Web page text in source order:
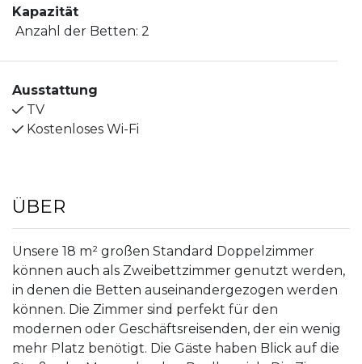
Kapazität
Anzahl der Betten: 2
Ausstattung
TV
Kostenloses Wi-Fi
ÜBER
Unsere 18 m² großen Standard Doppelzimmer
können auch als Zweibettzimmer genutzt werden,
in denen die Betten auseinandergezogen werden
können. Die Zimmer sind perfekt für den
modernen oder Geschäftsreisenden, der ein wenig
mehr Platz benötigt. Die Gäste haben Blick auf die